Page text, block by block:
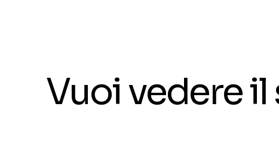
Vuoi vedere